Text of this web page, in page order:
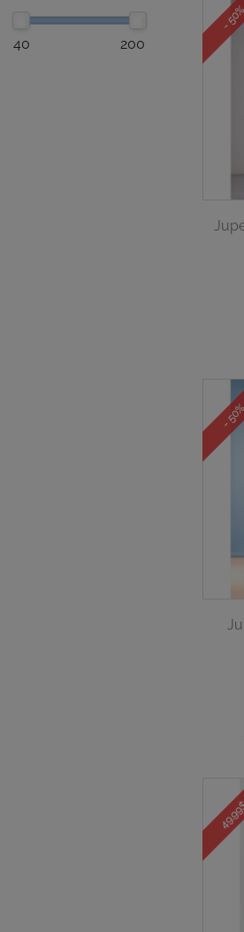
40 200
-
-